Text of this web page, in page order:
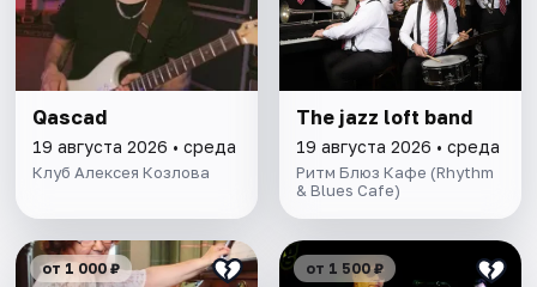
Qascad
19 августа 2026 • среда
Клуб Алексея Козлова
The jazz loft band
19 августа 2026 • среда
Ритм Блюз Кафе (Rhythm
& Blues Cafe)
от 1 000 ₽ от 1 500 ₽